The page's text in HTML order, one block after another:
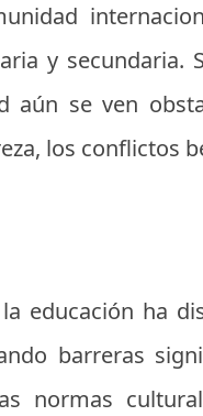
y
aún se ven
los conflictos
educación ha
barreras
normas